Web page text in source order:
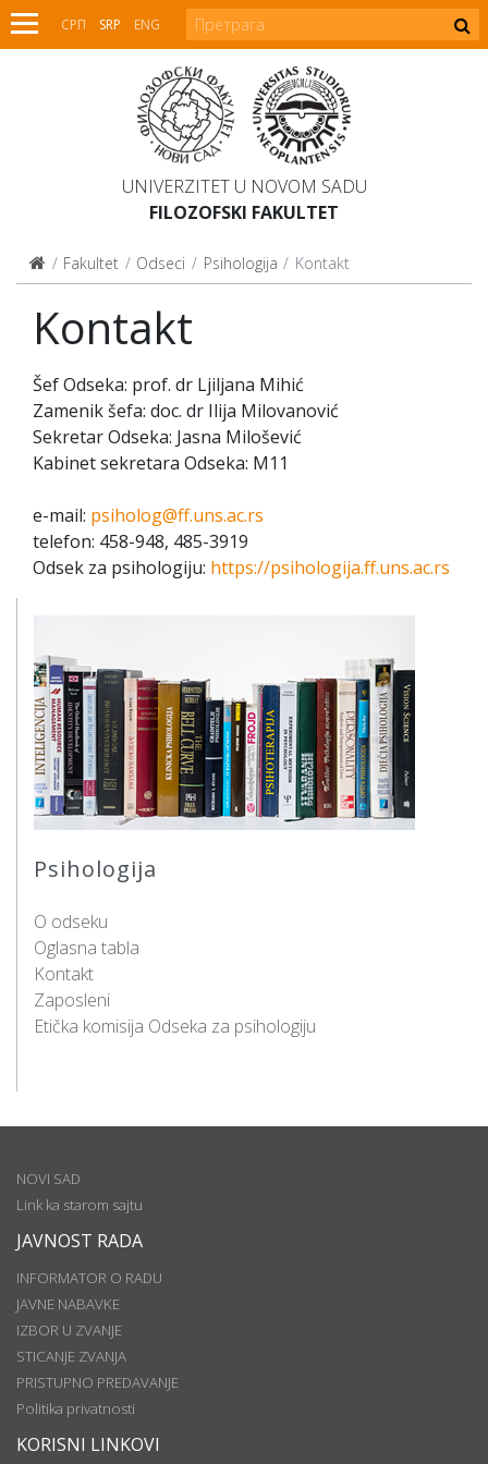
СРП SRP ENG
UNIVERZITET U NOVOM SADU
FILOZOFSKI FAKULTET
Fakultet Odseci Psihologija Kontakt
Psihologija
O odseku
Oglasna tabla
Kontakt
Zaposleni
Etička komisija Odseka za psihologiju
Kontakt
Šef Odseka: prof. dr Ljiljana Mihić
Zamenik šefa: doc. dr Ilija Milovanović
Sekretar Odseka: Jasna Milošević
Kabinet sekretara Odseka: M11
e-mail: psiholog@ff.uns.ac.rs
telefon: 458-948, 485-3919
Odsek za psihologiju: https://psihologija.ff.uns.ac.rs
NOVI SAD
Link ka starom sajtu
JAVNOST RADA
INFORMATOR O RADU
JAVNE NABAVKE
IZBOR U ZVANJE
STICANJE ZVANJA
PRISTUPNO PREDAVANJE
Politika privatnosti
KORISNI LINKOVI